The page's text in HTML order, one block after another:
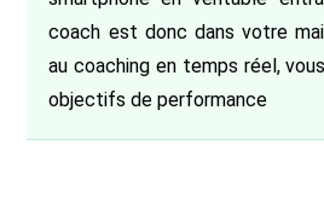
coach est donc dans votre
au coaching en temps réel,
objectifs de performance